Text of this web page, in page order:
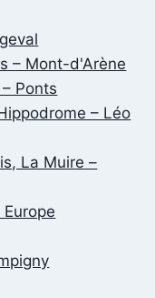
– Mont-d'Arène
Ponts
– Léo
La Muire –